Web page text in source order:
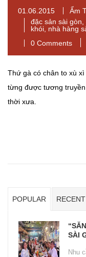
01.06.2015
Ẩm
đặc sản sài gòn
khói nhà hàng
0 Comments
Thứ gà có chân to xù
từng được tương
thời xưa.
POPULAR RECENT
SÀI
Nhu